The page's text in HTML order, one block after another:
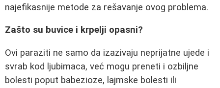
najefikasnije metode za rešavanje ovog problema.
Zašto su buvice i krpelji opasni?
Ovi paraziti ne samo da izazivaju neprijatne ujede i
svrab kod ljubimaca, već mogu preneti i ozbiljne
bolesti poput babezioze, lajmske bolesti ili